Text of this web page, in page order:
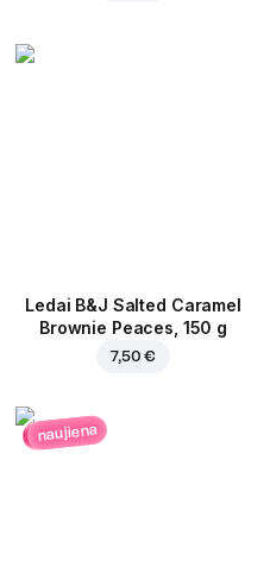
Ledai B&J Salted Caramel
Brownie Peaces, 150 g
7,50 €
naujiena